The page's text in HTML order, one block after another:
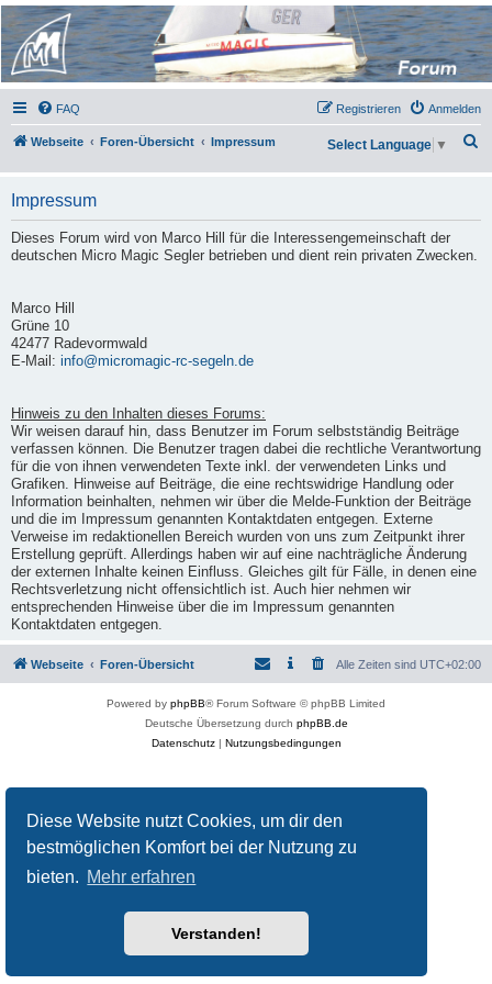
Diese Website nutzt Cookies, um dir den
bestmöglichen Komfort bei der Nutzung zu
bieten. Mehr erfahren
Verstanden!
Micro Magic Forum
Deutschland
FAQ Anmelden
Registrieren
Webseite Foren-Übersicht Impressum
h
Select Language ▼
Impressum
Dieses Forum wird von Marco Hill für die Interessengemeinschaft der
deutschen Micro Magic Segler betrieben und dient rein privaten Zwecken.
Marco Hill
Grüne 10
42477 Radevormwald
E-Mail: info@micromagic-rc-segeln.de
Hinweis zu den Inhalten dieses Forums:
Wir weisen darauf hin, dass Benutzer im Forum selbstständig Beiträge
verfassen können. Die Benutzer tragen dabei die rechtliche Verantwortung
für die von ihnen verwendeten Texte inkl. der verwendeten Links und
Grafiken. Hinweise auf Beiträge, die eine rechtswidrige Handlung oder
Information beinhalten, nehmen wir über die Melde-Funktion der Beiträge
und die im Impressum genannten Kontaktdaten entgegen. Externe
Verweise im redaktionellen Bereich wurden von uns zum Zeitpunkt ihrer
Erstellung geprüft. Allerdings haben wir auf eine nachträgliche Änderung
der externen Inhalte keinen Einfluss. Gleiches gilt für Fälle, in denen eine
Rechtsverletzung nicht offensichtlich ist. Auch hier nehmen wir
entsprechenden Hinweise über die im Impressum genannten
Kontaktdaten entgegen.
Webseite Foren-Übersicht Alle Zeiten sind UTC+02:00
Powered by phpBB® Forum Software © phpBB Limited
Deutsche Übersetzung durch phpBB.de
Datenschutz| Nutzungsbedingungen